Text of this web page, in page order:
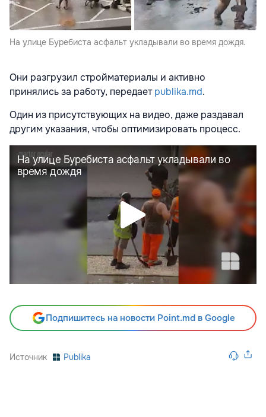
На улице Буребиста асфальт укладывали во время дождя.
Они разгрузил стройматериалы и активно
принялись за работу, передаетpublika.md.
Один из присутствующих на видео, даже раздавал
другим указания, чтобы оптимизировать процесс.
Подпишитесь на новости Point.md в Google
Источник Publika